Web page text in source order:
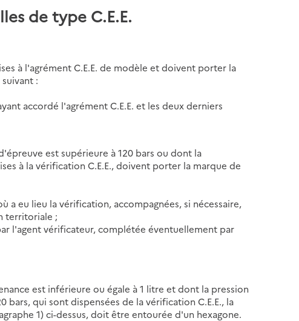
de type C.E.E.
à l'agrément C.E.E. de modèle et doivent porter la
:
accordé l'agrément C.E.E. et les deux derniers
est supérieure à 120 bars ou dont la
à la vérification C.E.E., doivent porter la marque de
a eu lieu la vérification, accompagnées, si nécessaire,
territoriale ;
l'agent vérificateur, complétée éventuellement par
est inférieure ou égale à 1 litre et dont la pression
qui sont dispensées de la vérification C.E.E., la
1) ci-dessus, doit être entourée d'un hexagone.